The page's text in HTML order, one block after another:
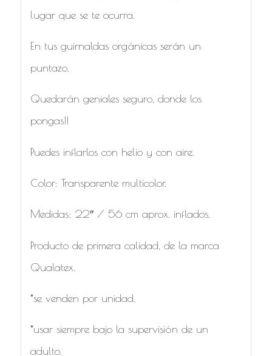
lugar que se te ocurra.
En tus guirnaldas orgánicas serán un
puntazo.
Quedarán geniales seguro, donde los
pongas!!
Puedes inflarlos con helio y con aire.
Color: Transparente multicolor.
Medidas: 22″ / 56 cm aprox. inflados.
Producto de primera calidad, de la marca
Qualatex.
*se venden por unidad.
*usar siempre bajo la supervisión de un
adulto.